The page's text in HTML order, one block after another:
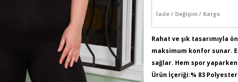
İade / Değişim / Kargo
Rahat ve şık tasarımıyla
maksimum konfor sunar.
sağlar. Hem spor
Ürün İçeriği:% 83